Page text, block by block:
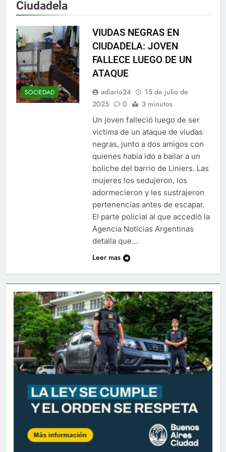
Ciudadela
SOCIEDAD
VIUDAS NEGRAS EN
CIUDADELA: JOVEN
FALLECE LUEGO DE UN
ATAQUE
adiario24
15 de julio de
2025
0 3 minutos
Un joven falleció luego de ser
víctima de un ataque de viudas
negras, junto a dos amigos con
quienes había ido a bailar a un
boliche del barrio de Liniers. Las
mujeres los sedujeron, los
adormecieron y les sustrajeron
pertenencias antes de escapar.
El parte policial al que accedió la
Agencia Noticias Argentinas
detalla que…
Leer mas